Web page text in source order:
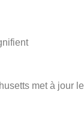
met à jour le